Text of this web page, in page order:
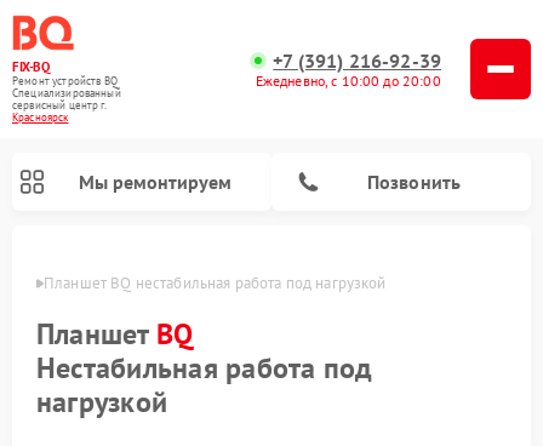
FIX-BQ
Ремонт устройств BQ
Специализированный
cервисный центр г.
Красноярск
+7 (391) 216-92-39
Ежедневно, с 10:00 до 20:00
Мы ремонтируем Позвонить
Планшет BQ нестабильная работа под нагрузкой
Планшет BQ
Нестабильная работа под
нагрузкой